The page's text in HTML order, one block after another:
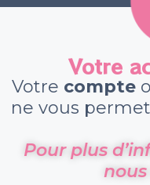
Votre
Votre compte
ne vous
Pour plus